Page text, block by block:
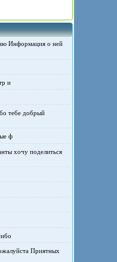
Информация о ней
и
тебе добрый
ф
хочу поделиться
Приятных